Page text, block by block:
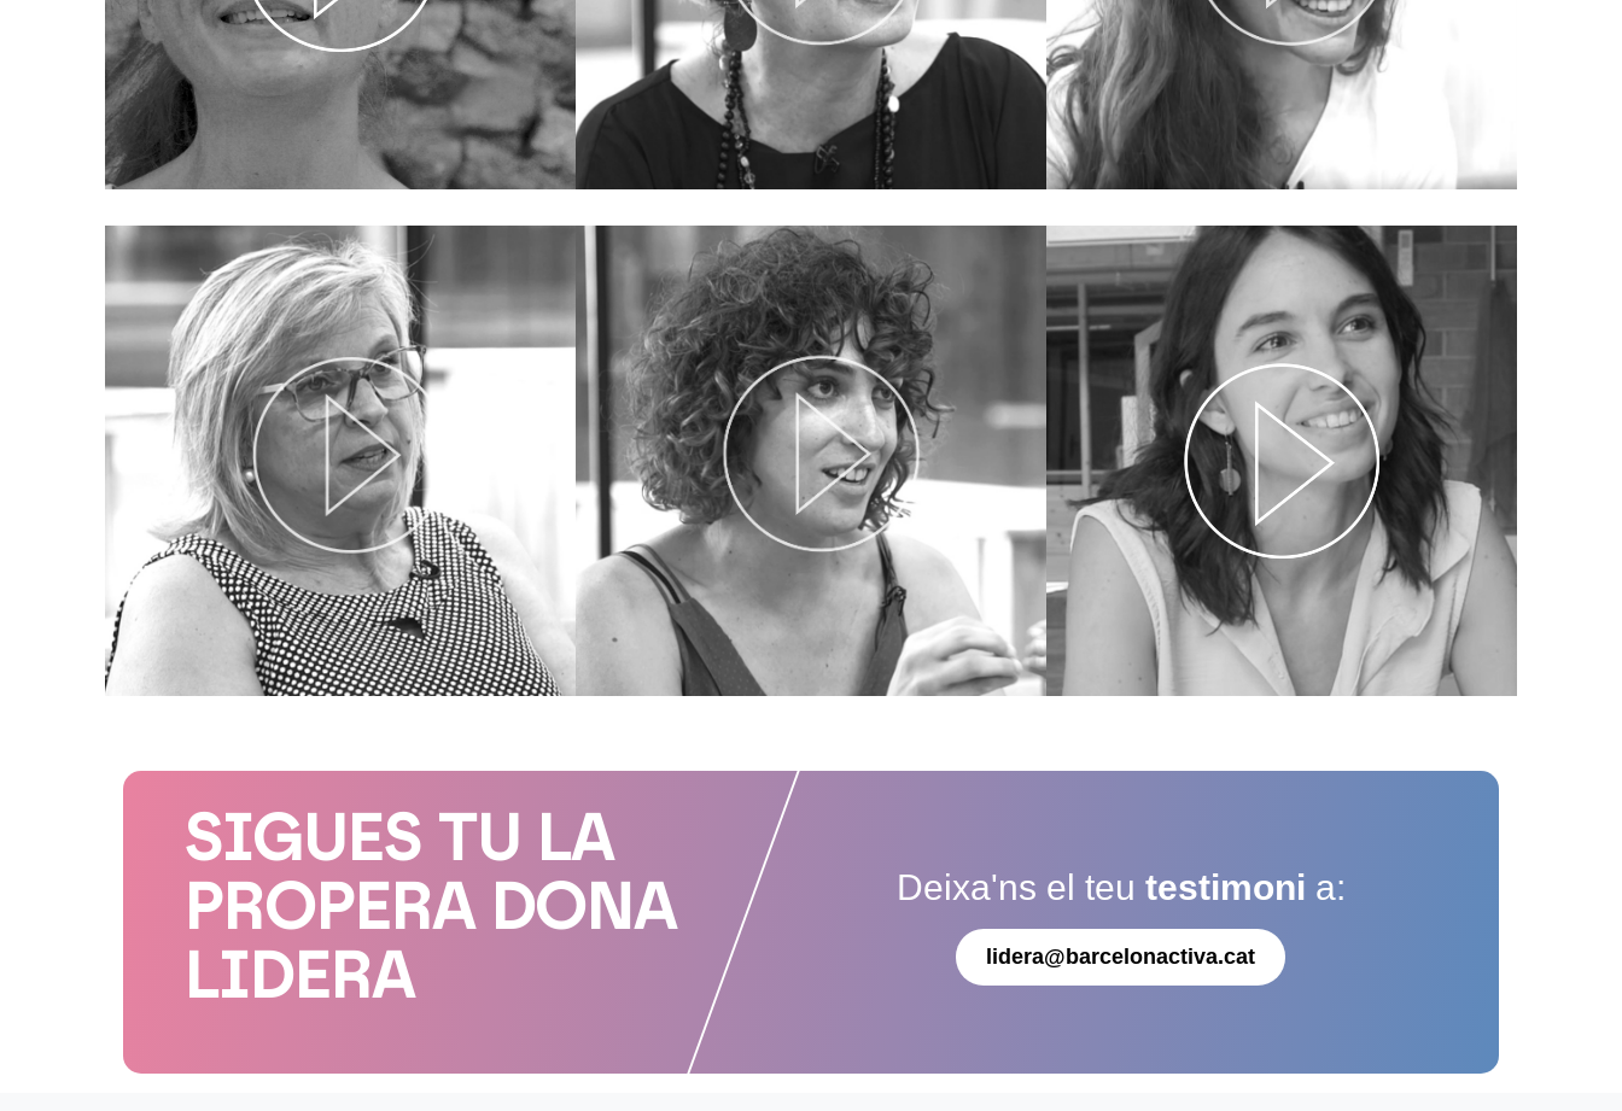
SIGUES TU LA
PROPERA DONA
LIDERA
Deixa'ns el teu testimoni a:
lidera@barcelonactiva.cat